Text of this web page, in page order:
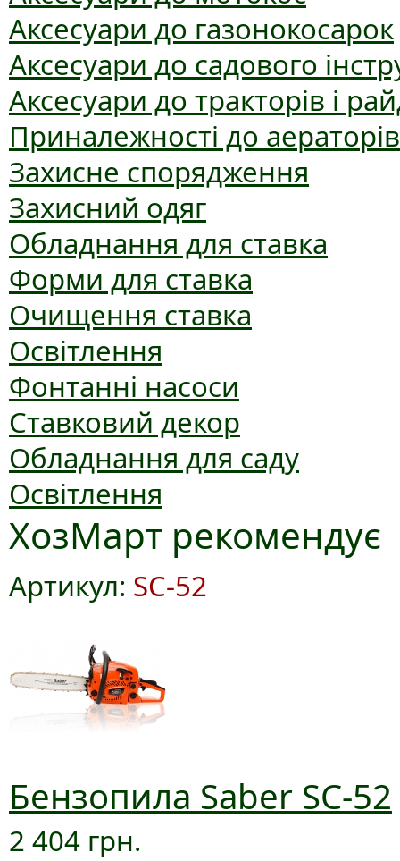
Аксесуари до газонокосарок
Аксесуари до садового
Аксесуари до тракторів і
Приналежності до аераторів
Захисне спорядження
Захисний одяг
Обладнання для ставка
Форми для ставка
Очищення ставка
Освітлення
Фонтанні насоси
Ставковий декор
Обладнання для саду
Освітлення
ХозМарт рекомендує
Артикул: SC-52
Бензопила Saber SC-52
2 404 грн.